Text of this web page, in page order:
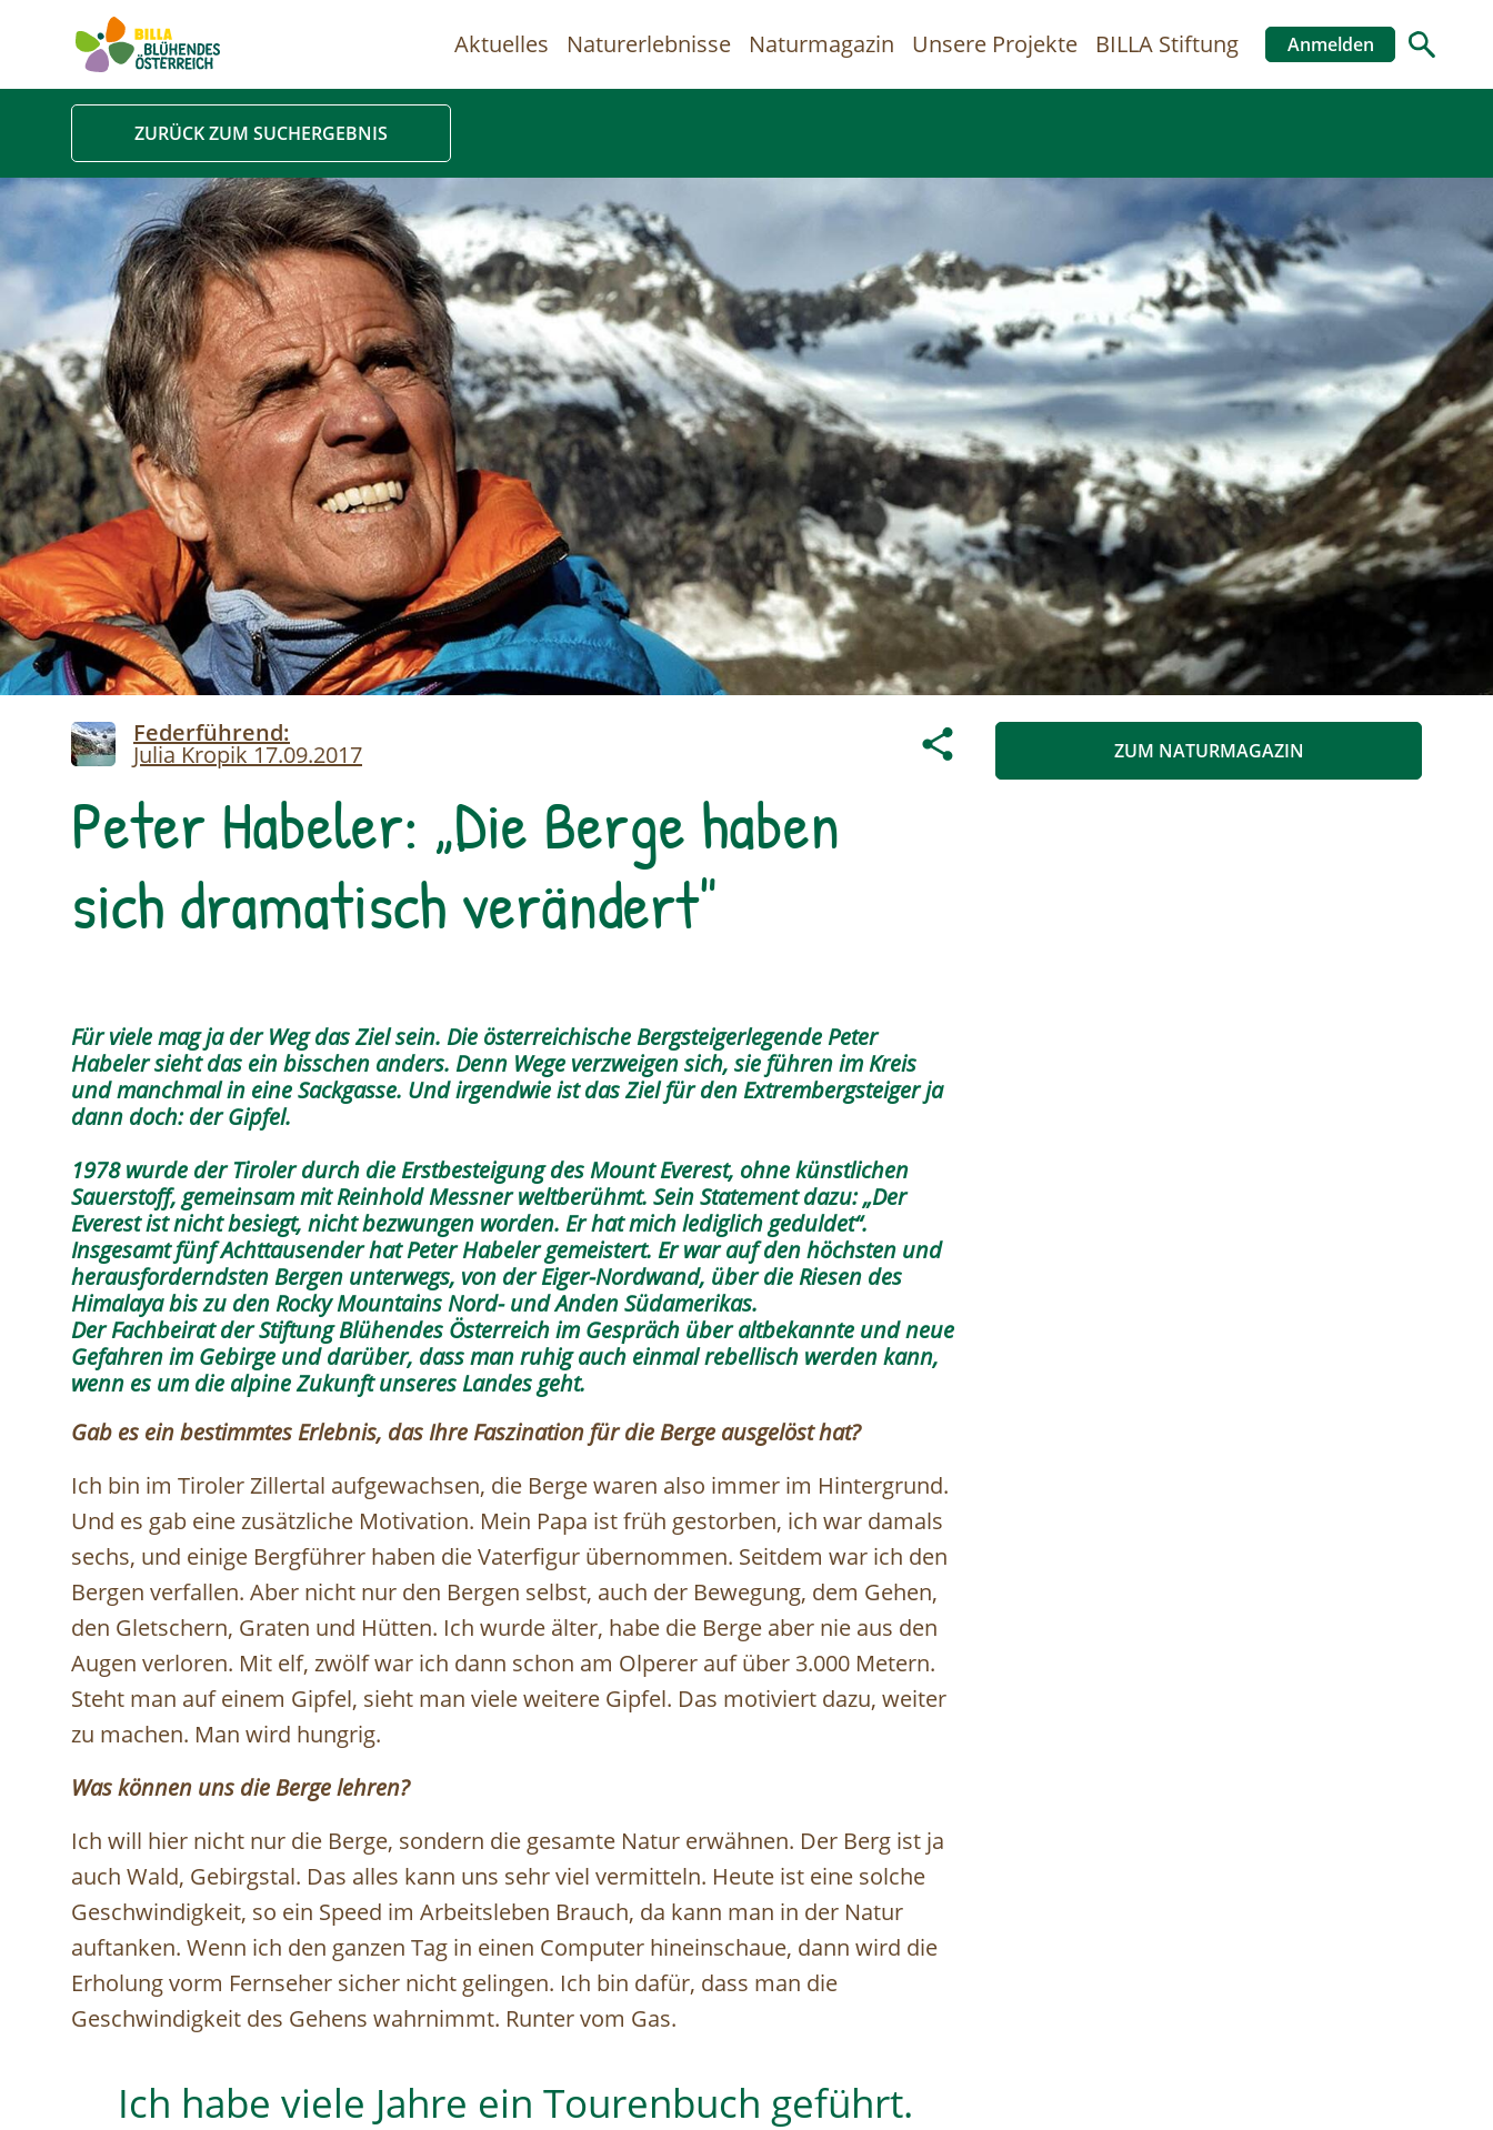
Inhalt
Hauptnavigation
Aktuelles Naturerlebnisse Naturmagazin Unsere Projekte BILLA Stiftung Anmelden
ZURÜCK ZUM SUCHERGEBNIS
Image
ImageFederführend:
Julia Kropik17.09.2017
Peter Habeler: „Die Berge haben
sich dramatisch verändert"
ZUM NATURMAGAZIN
Für viele mag ja der Weg das Ziel sein. Die österreichische Bergsteigerlegende Peter
Habeler sieht das ein bisschen anders. Denn Wege verzweigen sich, sie führen im Kreis
und manchmal in eine Sackgasse. Und irgendwie ist das Ziel für den Extrembergsteiger ja
dann doch: der Gipfel.
1978 wurde der Tiroler durch die Erstbesteigung des Mount Everest, ohne künstlichen
Sauerstoff, gemeinsam mit Reinhold Messner weltberühmt. Sein Statement dazu: „Der
Everest ist nicht besiegt, nicht bezwungen worden. Er hat mich lediglich geduldet“.
Insgesamt fünf Achttausender hat Peter Habeler gemeistert. Er war auf den höchsten und
herausforderndsten Bergen unterwegs, von der Eiger-Nordwand, über die Riesen des
Himalaya bis zu den Rocky Mountains Nord- und Anden Südamerikas.
Der Fachbeirat der Stiftung Blühendes Österreich im Gespräch über altbekannte und neue
Gefahren im Gebirge und darüber, dass man ruhig auch einmal rebellisch werden kann,
wenn es um die alpine Zukunft unseres Landes geht.
Gab es ein bestimmtes Erlebnis, das Ihre Faszination für die Berge ausgelöst hat?
Ich bin im Tiroler Zillertal aufgewachsen, die Berge waren also immer im Hintergrund.
Und es gab eine zusätzliche Motivation. Mein Papa ist früh gestorben, ich war damals
sechs, und einige Bergführer haben die Vaterfigur übernommen. Seitdem war ich den
Bergen verfallen. Aber nicht nur den Bergen selbst, auch der Bewegung, dem Gehen,
den Gletschern, Graten und Hütten. Ich wurde älter, habe die Berge aber nie aus den
Augen verloren. Mit elf, zwölf war ich dann schon am Olperer auf über 3.000 Metern.
Steht man auf einem Gipfel, sieht man viele weitere Gipfel. Das motiviert dazu, weiter
zu machen. Man wird hungrig.
Was können uns die Berge lehren?
Ich will hier nicht nur die Berge, sondern die gesamte Natur erwähnen. Der Berg ist ja
auch Wald, Gebirgstal. Das alles kann uns sehr viel vermitteln. Heute ist eine solche
Geschwindigkeit, so ein Speed im Arbeitsleben Brauch, da kann man in der Natur
auftanken. Wenn ich den ganzen Tag in einen Computer hineinschaue, dann wird die
Erholung vorm Fernseher sicher nicht gelingen. Ich bin dafür, dass man die
Geschwindigkeit des Gehens wahrnimmt. Runter vom Gas.
Ich habe viele Jahre ein Tourenbuch geführt.